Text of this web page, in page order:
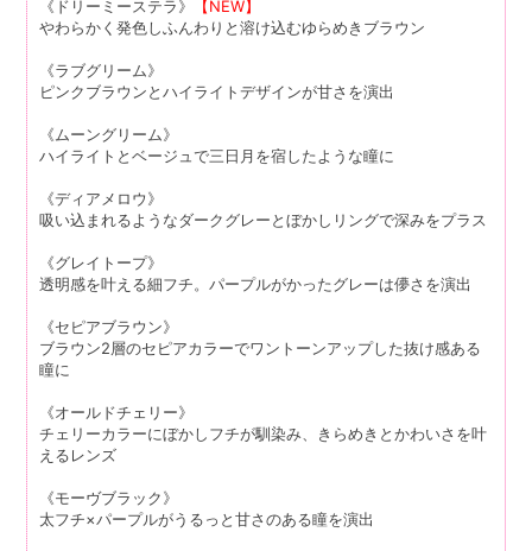
《ドリーミーステラ》
【NEW】
やわらかく発色しふんわりと溶け込むゆらめきブラウン
《ラブグリーム》
ピンクブラウンとハイライトデザインが甘さを演出
《ムーングリーム》
ハイライトとベージュで三日月を宿したような瞳に
《ディアメロウ》
吸い込まれるようなダークグレーとぼかしリングで深みをプラス
《グレイトープ》
透明感を叶える細フチ。パープルがかったグレーは儚さを演出
《セピアブラウン》
ブラウン2層のセピアカラーでワントーンアップした抜け感ある
瞳に
《オールドチェリー》
チェリーカラーにぼかしフチが馴染み、きらめきとかわいさを叶
えるレンズ
《モーヴブラック》
太フチ×パープルがうるっと甘さのある瞳を演出